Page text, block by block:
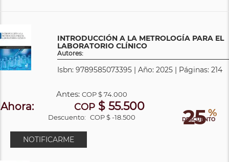
INTRODUCCIÓN A LA METROLOGÍA PARA EL
LABORATORIO CLÍNICO
Autores:
Isbn: 9789585073395 | Año: 2025 | Páginas: 214
25 %
DESCUENTO
Antes: COP$ 74.000
Ahora: COP $ 55.500
Descuento: COP $ -18.500
NOTIFICARME